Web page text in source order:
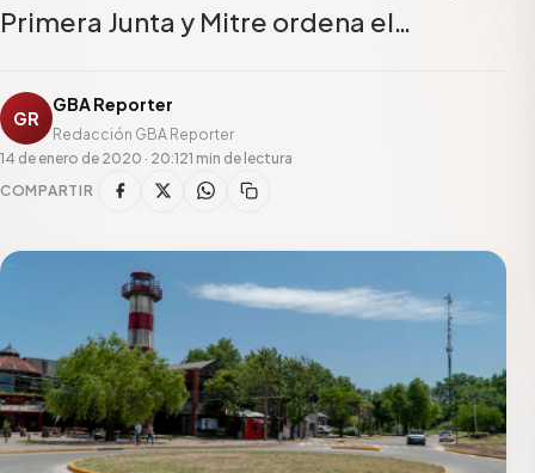
Primera Junta y Mitre ordena el…
GR
GBA Reporter
Redacción GBA Reporter
14 de enero de 2020 · 20:121 min de lectura
COMPARTIR